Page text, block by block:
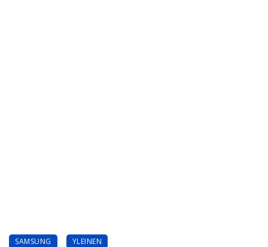
SAMSUNG YLEINEN